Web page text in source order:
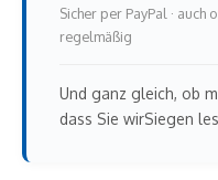
Sicher per PayPal · auch
regelmäßig
Und ganz gleich, ob
dass Sie wirSiegen